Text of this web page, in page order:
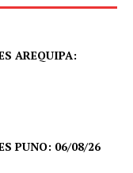
AREQUIPA:
PUNO: 06/08/26